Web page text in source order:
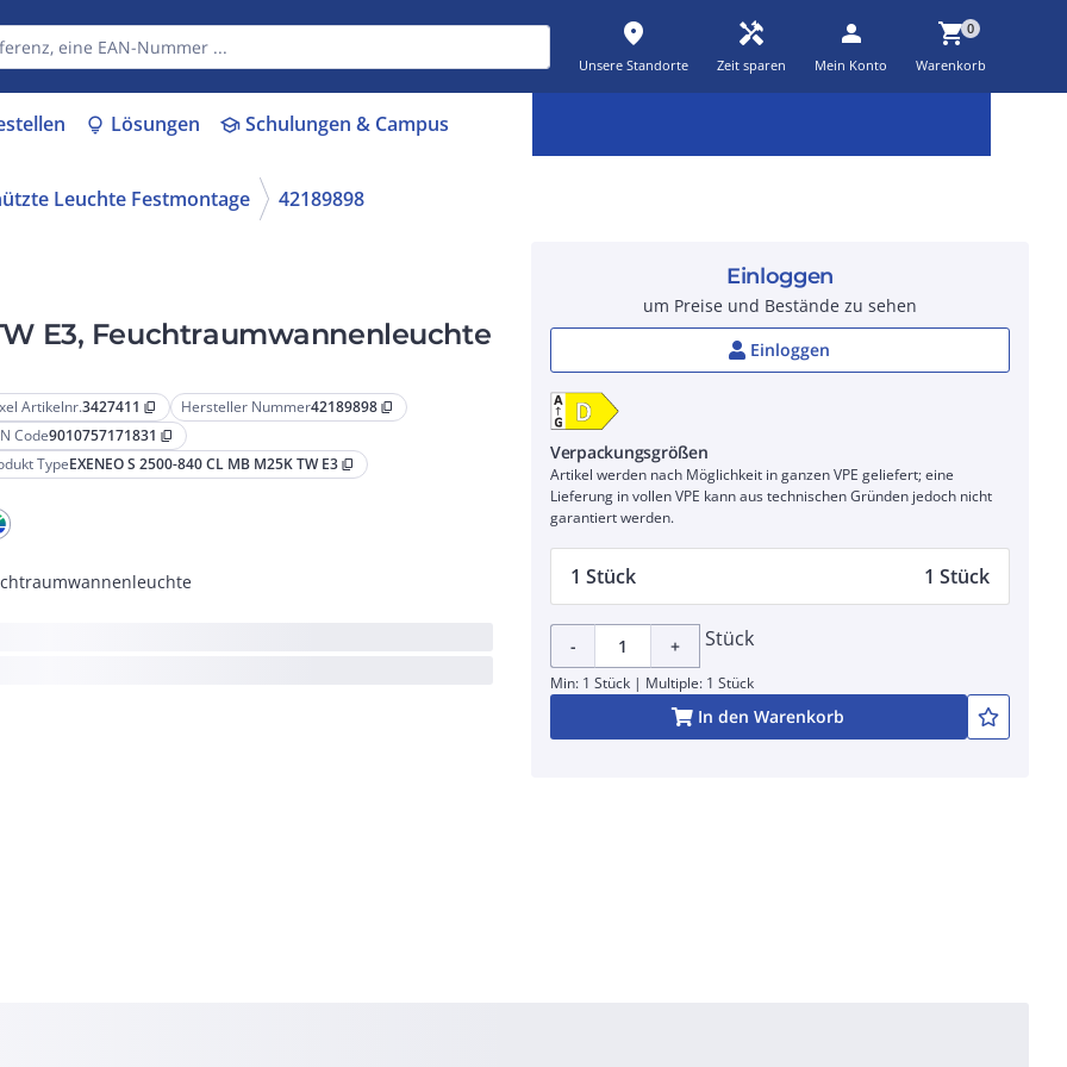
place
Unsere Standorte
handyman
Zeit sparen
person
Mein Konto
shopping_cart0
Warenkorb
lightbulb Lösungen schoolSchulungen & Campus
Leuchte Festmontage 42189898
E3, Feuchtraumwannenleuchte
Artikelnr.3427411 content_copy Hersteller Nummer42189898 content_copy
Code9010757171831 content_copy
TypeEXENEO S 2500-840 CL MB M25K TW E3 content_copy
Einloggen
um Preise und Bestände zu sehen
Einloggen
Verpackungsgrößen
Artikel werden nach Möglichkeit in ganzen VPE geliefert; eine
Lieferung in vollen VPE kann aus technischen Gründen jedoch nicht
garantiert werden.
1 Stück 1 Stück
- + Stück
Min: 1 Stück | Multiple: 1 Stück
In den Warenkorb